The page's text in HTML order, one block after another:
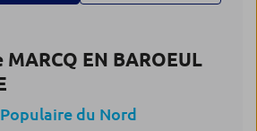
MARCQ EN BAROEUL
du Nord